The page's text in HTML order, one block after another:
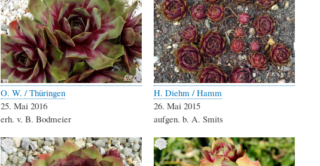
O. W. / Thüringen
25. Mai 2016
erh. v. B. Bodmeier
H. Diehm / Hamm
26. Mai 2015
aufgen. b. A. Smits